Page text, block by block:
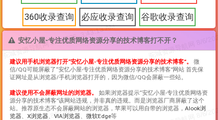
360收录查询 必应收录查询 谷歌收录查询
安忆小屋-专注优质网络资源分享的技术博客打不开？
建议用手机浏览器打开“安忆小屋-专注优质网络资源分享的技术博客”。
微
信/QQ可能屏蔽了“安忆小屋-专注优质网络资源分享的技术博客”网站 首先保
证网址是从浏览器/手机浏览器打开的，因为微信/QQ会屏蔽一些站。
建议使用不会屏蔽网址的浏览器。 如果浏览器提示“安忆小屋-专注优质网络资
源分享的技术博客”该网站违规，并非真的违规。而是浏览器厂商屏蔽了这个
站。推荐原生态不会屏蔽网站的浏览器，苹果可以用自带的浏览器， Alook浏
览器、 X浏览器、 VIA浏览器、 微软Edge等